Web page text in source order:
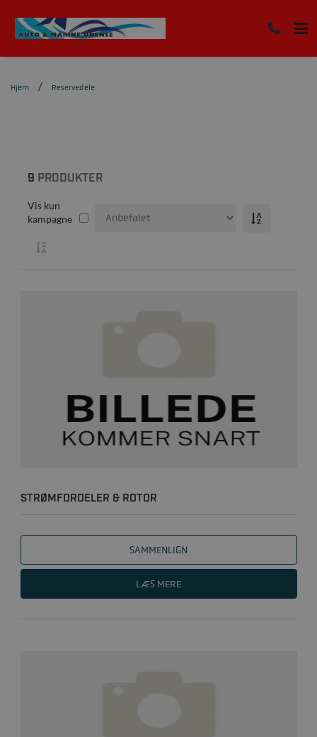
Hjem Reservedele
9 PRODUKTER
Vis kun
kampagne
STRØMFORDELER & ROTOR
SAMMENLIGN
LÆS MERE